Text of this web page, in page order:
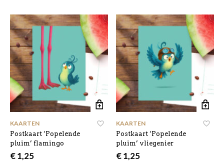
€ 5,00. € 4,40.
KAARTEN
Postkaart ‘Popelende
pluim’ flamingo
€1,25
KAARTEN
Postkaart ‘Popelende
pluim’ vliegenier
€1,25